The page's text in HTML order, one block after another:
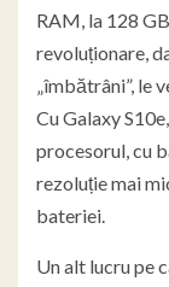
RAM, la 128
revoluționare,
„îmbătrâni”, le
Cu Galaxy
procesorul, cu
rezoluție mai
bateriei.
Un alt lucru pe